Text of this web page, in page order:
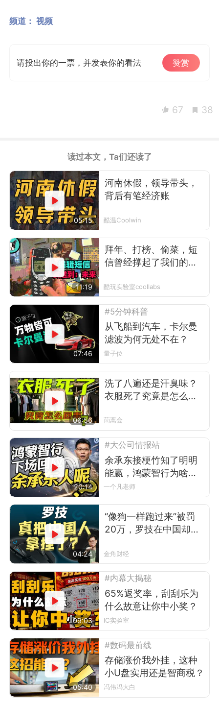
频道： 视频
请投出你的一票，并发表你的看法 赞赏
67 38
读过本文，Ta们还读了
05:15
河南休假，领导带头，
背后有笔经济账
酷温Coolwin
11:19
拜年、打榜、偷菜，短
信曾经撑起了我们的前
酷玩实验室coollabs
07:46
#5分钟科普
从飞船到汽车，卡尔曼
滤波为何无处不在？
量子位
06:56
洗了八遍还是汗臭味？
衣服死了究竟是怎么回
茼蒿会
20:14
#大公司情报站
余承东接梗竹知了明明
能赢，鸿蒙智行为啥不
让？
一个凡老师
04:24
“像狗一样跑过来”被罚
20万，罗技在中国却卖
金角财经
09:03
#内幕大揭秘
65%返奖率，刮刮乐为
什么故意让你中小奖？
IC实验室
05:40
#数码最前线
存储涨价我外挂，这种
小U盘实用还是智商税？
冯伟冯大白